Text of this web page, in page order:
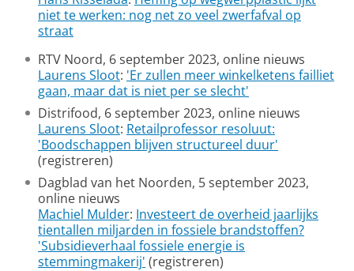
niet te werken: nog net zo veel zwerfafval op
straat
RTV Noord, 6 september 2023, online nieuws
Laurens Sloot: 'Er zullen meer winkelketens failliet
gaan, maar dat is niet per se slecht'
Distrifood, 6 september 2023, online nieuws
Laurens Sloot: Retailprofessor resoluut:
'Boodschappen blijven structureel duur'
(registreren)
Dagblad van het Noorden, 5 september 2023,
online nieuws
Machiel Mulder: Investeert de overheid jaarlijks
tientallen miljarden in fossiele brandstoffen?
'Subsidieverhaal fossiele energie is
stemmingmakerij' (registreren)